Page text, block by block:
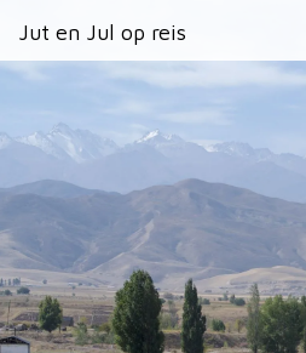
Jut en Jul op reis
Primary
Menu
Jut en Jul op reis